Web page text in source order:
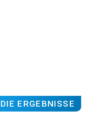
ERGEBNISSE